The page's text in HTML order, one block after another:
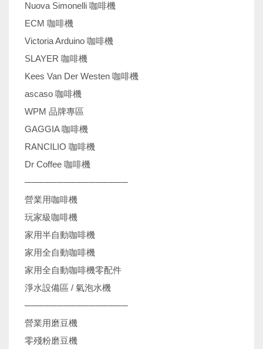
Nuova Simonelli 咖啡機
ECM 咖啡機
Victoria Arduino 咖啡機
SLAYER 咖啡機
Kees Van Der Westen 咖啡機
ascaso 咖啡機
WPM 品牌專區
GAGGIA 咖啡機
RANCILIO 咖啡機
Dr Coffee 咖啡機
────────────────
營業用咖啡機
玩家級咖啡機
家用半自動咖啡機
家用全自動咖啡機
家用全自動咖啡機零配件
淨水設備區 / 氣泡水機
────────────────
營業用磨豆機
零殘粉磨豆機